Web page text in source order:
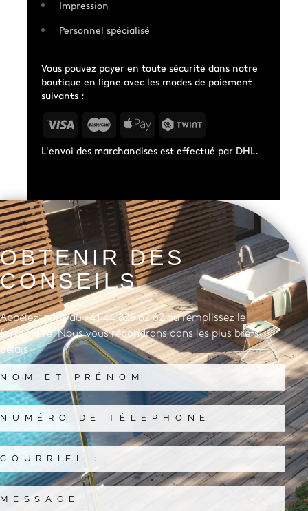
Impression
Personnel spécialisé
Vous pouvez payer en toute sécurité dans notre
boutique en ligne avec les modes de paiement
suivants :
L'envoi des marchandises est effectué par DHL.
OBTENIR DES
CONSEILS
Appelez-nous au +41 44 825 62 62 ou remplissez le
formulaire. Nous vous répondrons dans les plus brefs
délais.